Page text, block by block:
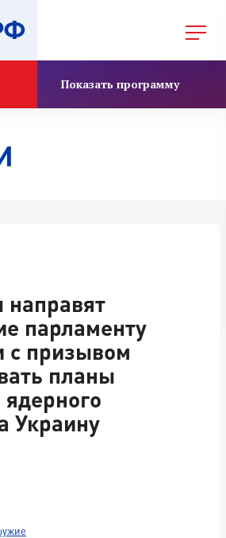
Показать программу
направят
парламенту
с призывом
планы
Украину